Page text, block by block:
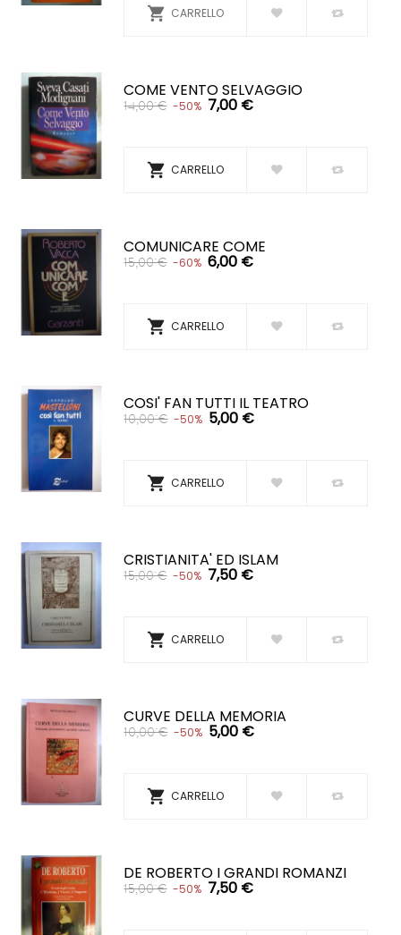
 CARRELLO
COME VENTO SELVAGGIO
14,00 € -50% 7,00 €
 CARRELLO
COMUNICARE COME
15,00 € -60% 6,00 €
 CARRELLO
COSI' FAN TUTTI IL TEATRO
10,00 € -50% 5,00 €
 CARRELLO
CRISTIANITA' ED ISLAM
15,00 € -50% 7,50 €
 CARRELLO
CURVE DELLA MEMORIA
10,00 € -50% 5,00 €
 CARRELLO
DE ROBERTO I GRANDI ROMANZI
15,00 € -50% 7,50 €